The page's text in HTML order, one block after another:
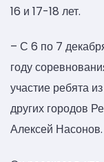
16 и 17-18 лет.
– С 6 по 7
году
участие ребята
других городов
Алексей Насонов.